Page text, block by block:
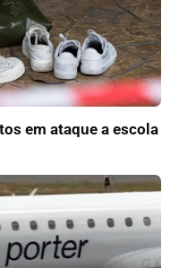
em ataque a escola